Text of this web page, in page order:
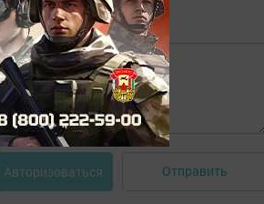
Авторизоваться Отправить